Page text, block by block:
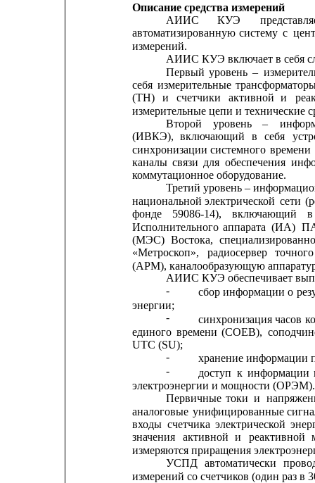
Описание средства измерений
АИИС
КУЭ
автоматизированную систему с
измерений.
АИИС КУЭ включает в себя
Первый уровень –
себя измерительные
(ТН)
и счетчики активной и
измерительные цепи и технические
Второй
уровень –
(ИВКЭ), включающий в себя
синхронизации системного времени
каналы связи для обеспечения
коммутационное оборудование.
Третий уровень –
национальной электрической сети
фонде
59086-14), включающий
в
Исполнительного аппарата (ИА)
(МЭС) Востока,
«Метроскоп»,
радиосервер
точного
(АРМ), каналообразующую
АИИС КУЭ обеспечивает
-
сбор информации о
энергии;
-
синхронизация часов
единого времени (СОЕВ),
UTC (SU);
-
хранение информации
-
доступ к информации
электроэнергии и мощности (ОРЭМ).
Первичные токи и
аналоговые унифицированные
входы счетчика электрической
значения
активной и реактивной
измеряются приращения
УСПД
автоматически
измерений со счетчиков (один раз